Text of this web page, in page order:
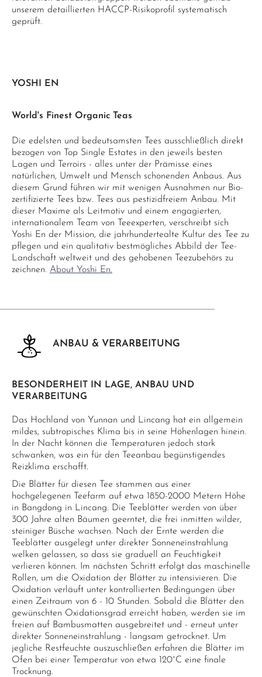
unserem detaillierten HACCP-Risikoprofil systematisch
geprüft.
YOSHI EN
World's Finest Organic Teas
Die edelsten und bedeutsamsten Tees ausschließlich direkt
bezogen von Top Single Estates in den jeweils besten
Lagen und Terroirs - alles unter der Prämisse eines
natürlichen, Umwelt und Mensch schonenden Anbaus. Aus
diesem Grund führen wir mit wenigen Ausnahmen nur Bio-
zertifizierte Tees bzw. Tees aus pestizidfreiem Anbau. Mit
dieser Maxime als Leitmotiv und einem engagierten,
internationalem Team von Teeexperten, verschreibt sich
Yoshi En der Mission, die jahrhundertealte Kultur des Tee zu
pflegen und ein qualitativ bestmögliches Abbild der Tee-
Landschaft weltweit und des gehobenen Teezubehörs zu
zeichnen. About Yoshi En.
ANBAU & VERARBEITUNG
BESONDERHEIT IN LAGE, ANBAU UND
VERARBEITUNG
Das Hochland von Yunnan und Lincang hat ein allgemein
mildes, subtropisches Klima bis in seine Höhenlagen hinein.
In der Nacht können die Temperaturen jedoch stark
schwanken, was ein für den Teeanbau begünstigendes
Reizklima erschafft.
Die Blätter für diesen Tee stammen aus einer
hochgelegenen Teefarm auf etwa 1850-2000 Metern Höhe
in Bangdong in Lincang. Die Teeblätter werden von über
300 Jahre alten Bäumen geerntet, die frei inmitten wilder,
steiniger Büsche wachsen. Nach der Ernte werden die
Teeblätter ausgelegt unter direkter Sonneneinstrahlung
welken gelassen, so dass sie graduell an Feuchtigkeit
verlieren können. Im nächsten Schritt erfolgt das maschinelle
Rollen, um die Oxidation der Blätter zu intensivieren. Die
Oxidation verläuft unter kontrollierten Bedingungen über
einen Zeitraum von 6 - 10 Stunden. Sobald die Blätter den
gewünschten Oxidationsgrad erreicht haben, werden sie im
freien auf Bambusmatten ausgebreitet und - erneut unter
direkter Sonneneinstrahlung - langsam getrocknet. Um
jegliche Restfeuchte auszuschließen erfahren die Blätter im
Ofen bei einer Temperatur von etwa 120°C eine finale
Trocknung.